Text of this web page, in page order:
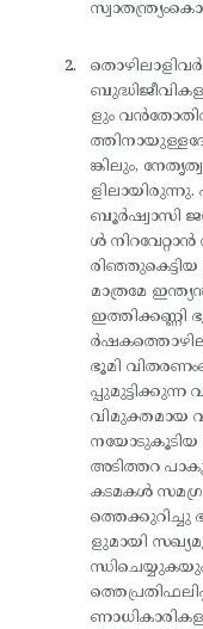
ളും
ങ്കിലും,
ബൂർഷ്വാസി
ൾ
മാത്രമേ
ഭൂമി
പ്പുമുട്ടിക്കുന്ന
വിമുക്തമായ
നയോടുകൂടിയ
അടിത്തറ
കടമകൾ
ത്തെക്കുറിച്ചു
ളുമായി